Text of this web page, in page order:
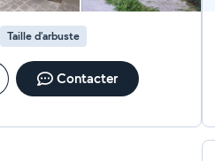
Taille d'arbuste
Contacter